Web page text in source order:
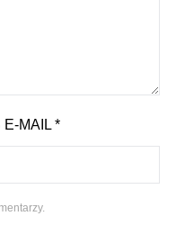
E-MAIL*